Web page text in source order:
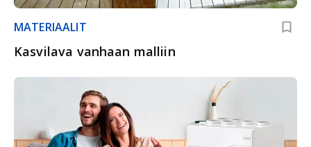
MATERIAALIT
Kasvilava vanhaan malliin